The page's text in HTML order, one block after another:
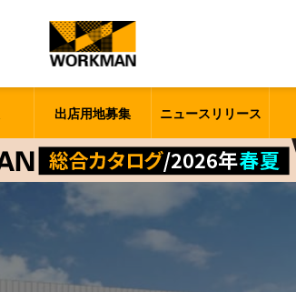
出店用地募集 ニュースリリース